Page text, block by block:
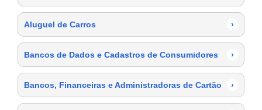
Aluguel de Carros ›
Bancos de Dados e Cadastros de Consumidores ›
Bancos, Financeiras e Administradoras de Cartão ›